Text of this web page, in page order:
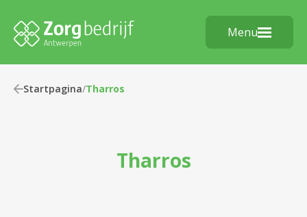
Menu
Startpagina/Tharros
Tharros